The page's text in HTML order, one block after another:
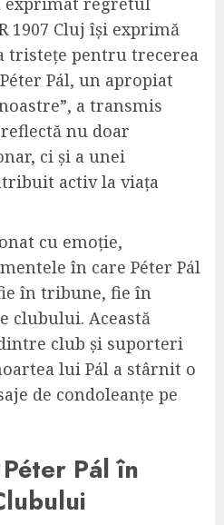
1907 Cluj își exprimă
tristețe pentru trecerea
Pál, un apropiat
a transmis
nu doar
ci și a unei
activ la viața
cu emoție,
în care Péter Pál
în tribune, fie în
clubului. Această
club și suporteri
lui Pál a stârnit o
de condoleanțe pe
Pál în